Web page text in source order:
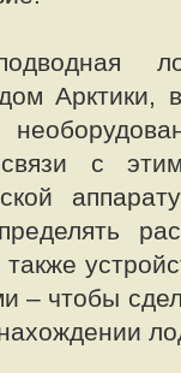
Арктики,
с
– чтобы